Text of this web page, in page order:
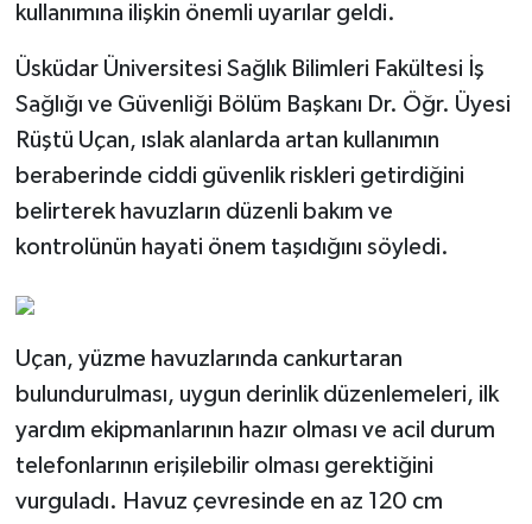
kullanımına ilişkin önemli uyarılar geldi.
Üsküdar Üniversitesi Sağlık Bilimleri Fakültesi İş
Sağlığı ve Güvenliği Bölüm Başkanı Dr. Öğr. Üyesi
Rüştü Uçan, ıslak alanlarda artan kullanımın
beraberinde ciddi güvenlik riskleri getirdiğini
belirterek havuzların düzenli bakım ve
kontrolünün hayati önem taşıdığını söyledi.
Uçan, yüzme havuzlarında cankurtaran
bulundurulması, uygun derinlik düzenlemeleri, ilk
yardım ekipmanlarının hazır olması ve acil durum
telefonlarının erişilebilir olması gerektiğini
vurguladı. Havuz çevresinde en az 120 cm